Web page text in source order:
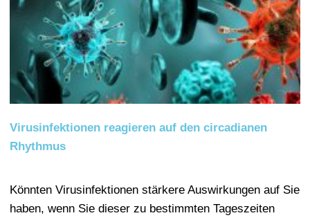
Virusinfektionen reagieren auf den circadianen
Rhythmus
Könnten Virusinfektionen stärkere Auswirkungen auf Sie
haben, wenn Sie dieser zu bestimmten Tageszeiten